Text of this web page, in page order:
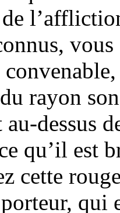
rayon
au-dessus
qu’il est
cette
qui